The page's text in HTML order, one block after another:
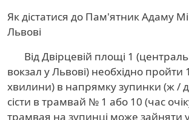
Як дістатися до Пам'ятник Адаму
Львові
Від Двірцевій площі 1
вокзал у Львові) необхідно пройти
хвилини) в напрямку зупинки (ж / д
сісти в трамвай № 1 або 10 (час
трамвая на зупинці може зайняти